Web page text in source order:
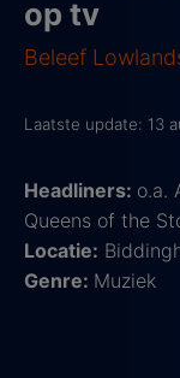
op tv
Beleef
Laatste update: 13
Headliners: o.a.
Queens of the
Locatie:
Genre: Muziek